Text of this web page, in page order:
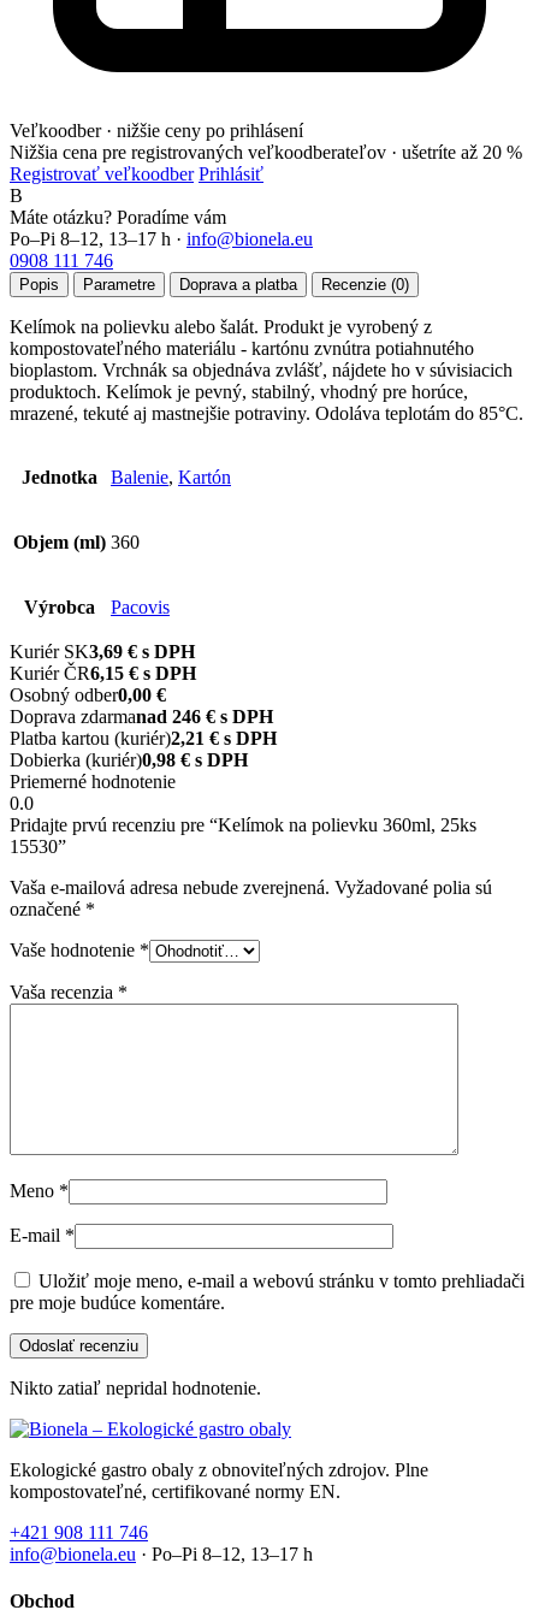
Veľkoodber · nižšie ceny po prihlásení
Nižšia cena pre registrovaných veľkoodberateľov · ušetríte až 20 %
Registrovať veľkoodber Prihlásiť
B
Máte otázku? Poradíme vám
Po–Pi 8–12, 13–17 h · info@bionela.eu
0908 111 746
Popis Parametre Doprava a platba Recenzie (0)
Kelímok na polievku alebo šalát. Produkt je vyrobený z
kompostovateľného materiálu - kartónu zvnútra potiahnutého
bioplastom. Vrchnák sa objednáva zvlášť, nájdete ho v súvisiacich
produktoch. Kelímok je pevný, stabilný, vhodný pre horúce,
mrazené, tekuté aj mastnejšie potraviny. Odoláva teplotám do 85°C.
Jednotka Balenie, Kartón
Objem (ml) 360
Výrobca Pacovis
Kuriér SK3,69 € s DPH
Kuriér ČR6,15 € s DPH
Osobný odber0,00 €
Doprava zdarmanad 246 € s DPH
Platba kartou (kuriér)2,21 € s DPH
Dobierka (kuriér)0,98 € s DPH
Priemerné hodnotenie
0.0
Pridajte prvú recenziu pre “Kelímok na polievku 360ml, 25ks
15530”
Vaša e-mailová adresa nebude zverejnená. Vyžadované polia sú
označené *
Vaše hodnotenie *
Vaša recenzia *
Meno *
E-mail *
Uložiť moje meno, e-mail a webovú stránku v tomto prehliadači
pre moje budúce komentáre.
Nikto zatiaľ nepridal hodnotenie.
Ekologické gastro obaly z obnoviteľných zdrojov. Plne
kompostovateľné, certifikované normy EN.
+421 908 111 746
info@bionela.eu · Po–Pi 8–12, 13–17 h
Obchod